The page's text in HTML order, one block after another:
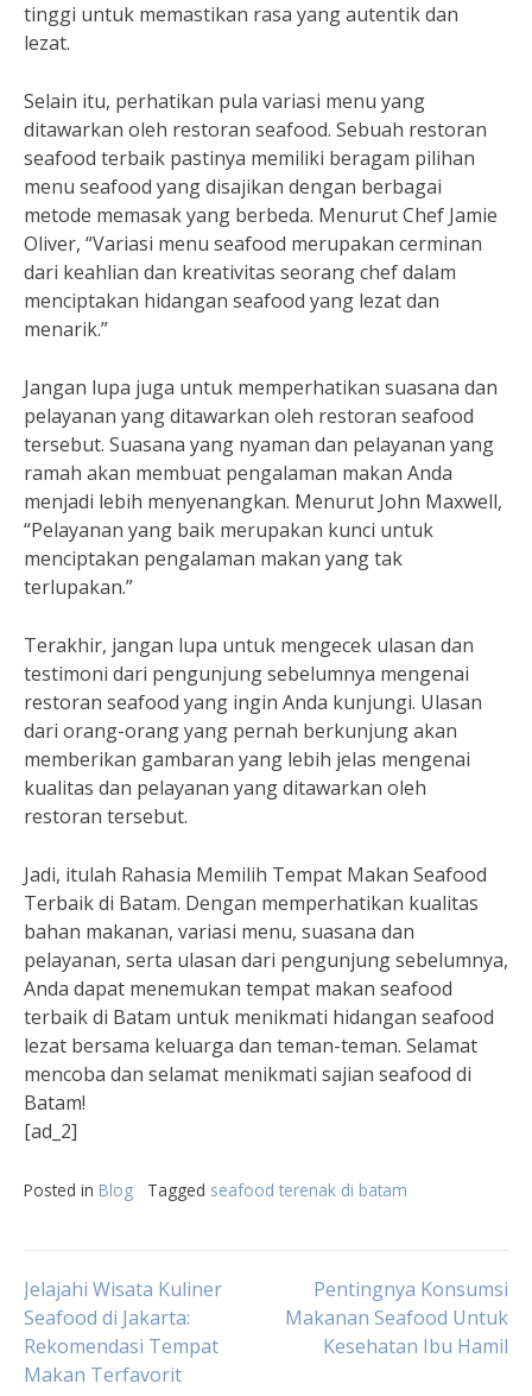
tinggi untuk memastikan rasa yang autentik dan
lezat.
Selain itu, perhatikan pula variasi menu yang
ditawarkan oleh restoran seafood. Sebuah restoran
seafood terbaik pastinya memiliki beragam pilihan
menu seafood yang disajikan dengan berbagai
metode memasak yang berbeda. Menurut Chef Jamie
Oliver, “Variasi menu seafood merupakan cerminan
dari keahlian dan kreativitas seorang chef dalam
menciptakan hidangan seafood yang lezat dan
menarik.”
Jangan lupa juga untuk memperhatikan suasana dan
pelayanan yang ditawarkan oleh restoran seafood
tersebut. Suasana yang nyaman dan pelayanan yang
ramah akan membuat pengalaman makan Anda
menjadi lebih menyenangkan. Menurut John Maxwell,
“Pelayanan yang baik merupakan kunci untuk
menciptakan pengalaman makan yang tak
terlupakan.”
Terakhir, jangan lupa untuk mengecek ulasan dan
testimoni dari pengunjung sebelumnya mengenai
restoran seafood yang ingin Anda kunjungi. Ulasan
dari orang-orang yang pernah berkunjung akan
memberikan gambaran yang lebih jelas mengenai
kualitas dan pelayanan yang ditawarkan oleh
restoran tersebut.
Jadi, itulah Rahasia Memilih Tempat Makan Seafood
Terbaik di Batam. Dengan memperhatikan kualitas
bahan makanan, variasi menu, suasana dan
pelayanan, serta ulasan dari pengunjung sebelumnya,
Anda dapat menemukan tempat makan seafood
terbaik di Batam untuk menikmati hidangan seafood
lezat bersama keluarga dan teman-teman. Selamat
mencoba dan selamat menikmati sajian seafood di
Batam!
[ad_2]
Posted in Blog Tagged seafood terenak di batam
Post
navigation
Jelajahi Wisata Kuliner
Seafood di Jakarta:
Rekomendasi Tempat
Makan Terfavorit
Pentingnya Konsumsi
Makanan Seafood Untuk
Kesehatan Ibu Hamil